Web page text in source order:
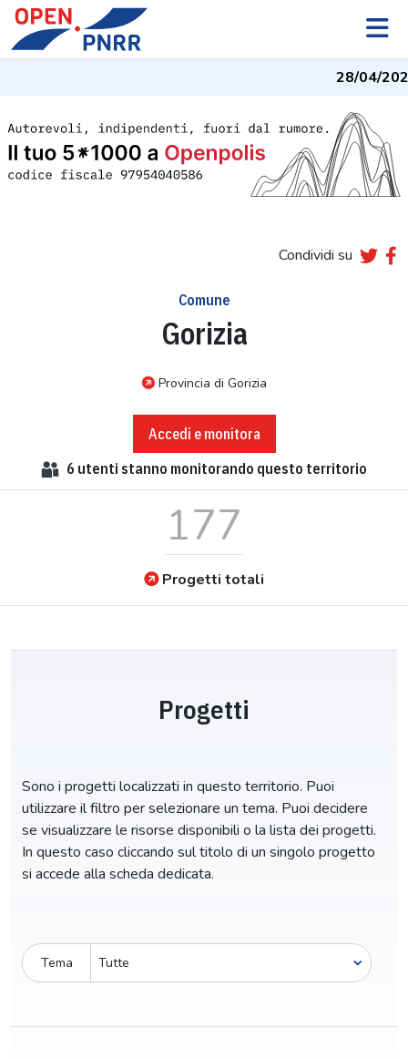
28/04/
Condividi su
Comune
Gorizia
Provincia di Gorizia
Accedi e monitora
6 utenti stanno monitorando questo territorio
177
Progetti totali
Progetti
Sono i progetti localizzati in questo territorio. Puoi
utilizzare il filtro per selezionare un tema. Puoi decidere
se visualizzare le risorse disponibili o la lista dei progetti.
In questo caso cliccando sul titolo di un singolo progetto
si accede alla scheda dedicata.
Tema